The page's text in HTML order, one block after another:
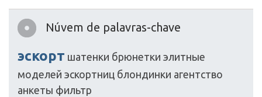
Núvem de palavras-chave
эскорт шатенки брюнетки элитные
моделей эскортниц блондинки агентство
анкеты фильтр